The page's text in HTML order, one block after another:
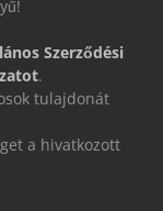
Szerződési
.
tulajdonát
a hivatkozott